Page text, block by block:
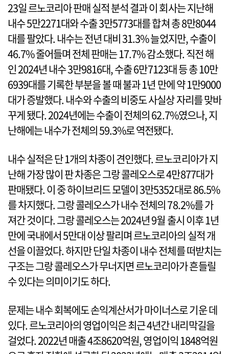
23일 르노코리아 판매 실적 분석 결과 이 회사는 지난해
내수 5만2271대와 수출 3만5773대를 합쳐 총 8만8044
대를 팔았다. 내수는 전년 대비 31.3% 늘었지만, 수출이
46.7% 줄어들며 전체 판매는 17.7% 감소했다. 직전 해
인 2024년 내수 3만9816대, 수출 6만7123대 등 총 10만
6939대를 기록한 부분을 볼 때 불과 1년 만에 약 1만9000
대가 증발했다. 내수와 수출의 비중도 사실상 자리를 맞바
꾸게 됐다. 2024년에는 수출이 전체의 62.7%였으나, 지
난해에는 내수가 전체의 59.3%로 역전됐다.
내수 실적은 단 1개의 차종이 견인했다. 르노코리아가 지
난해 가장 많이 판 차종은 그랑 콜레오스로 4만877대가
판매됐다. 이 중 하이브리드 모델이 3만5352대로 86.5%
를 차지했다. 그랑 콜레오스가 내수 전체의 78.2%를 가
져간 것이다. 그랑 콜레오스는 2024년 9월 출시 이후 1년
만에 국내에서 5만대 이상 팔리며 르노코리아의 실적 개
선을 이끌었다. 하지만 단일 차종이 내수 전체를 떠받치는
구조는 그랑 콜레오스가 무너지면 르노코리아가 흔들릴
수 있다는 의미이기도 하다.
문제는 내수 회복에도 손익계산서가 마이너스로 기운 데
있다. 르노코리아의 영업이익은 최근 4년간 내리막길을
걸었다. 2022년 매출 4조8620억원, 영업이익 1848억원